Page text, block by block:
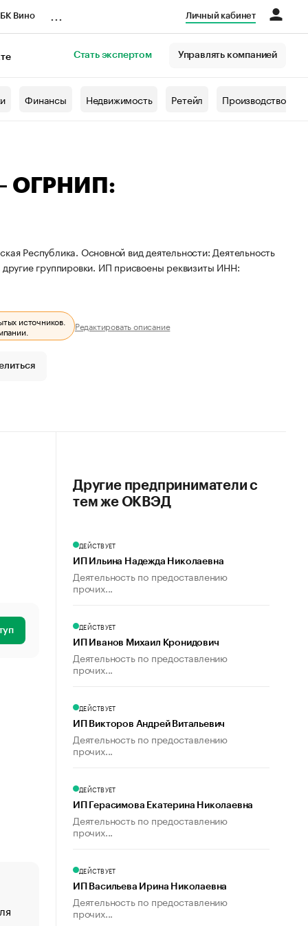
Вино Личный кабинет
Стать экспертом Управлять компанией
Финансы Недвижимость Ретейл Производство
ОГРНИП:
Республика. Основной вид деятельности: Деятельность
группировки. ИП присвоены реквизиты ИНН:
источников.
Редактировать описание
«От спорта тело стареет иначе». Как живет глава
Другие предприниматели с
тем же ОКВЭД
ДЕЙСТВУЕТ
ИП Ильина Надежда Николаевна
Деятельность по предоставлению
прочих...
ДЕЙСТВУЕТ
ИП Иванов Михаил Кронидович
Деятельность по предоставлению
прочих...
ДЕЙСТВУЕТ
ИП Викторов Андрей Витальевич
Деятельность по предоставлению
прочих...
ДЕЙСТВУЕТ
ИП Герасимова Екатерина Николаевна
Деятельность по предоставлению
прочих...
ДЕЙСТВУЕТ
ИП Васильева Ирина Николаевна
Деятельность по предоставлению
прочих...